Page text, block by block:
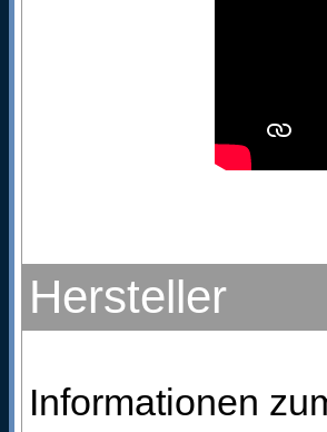
Hersteller
Informationen